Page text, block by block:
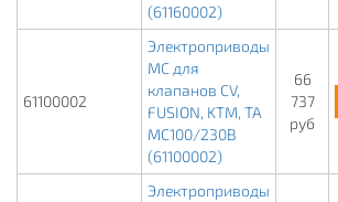
(61160002)
61100002
Электроприводы
МС для
клапанов CV,
FUSION, KTM, TA
МС100/230В
(61100002)
66
737
руб
Электроприводы